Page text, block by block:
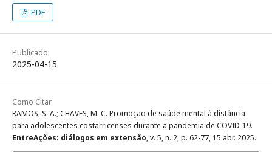
PDF
Publicado
2025-04-15
Como Citar
RAMOS, S. A.; CHAVES, M. C. Promoção de saúde mental à distância
para adolescentes costarricenses durante a pandemia de COVID-19.
EntreAções: diálogos em extensão, v. 5, n. 2, p. 62-77, 15 abr. 2025.